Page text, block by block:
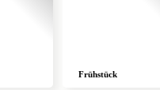
Frühstück